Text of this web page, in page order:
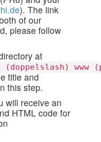
). The link
of our
please follow
at
(doppelslash)
title and
this step.
will receive an
HTML code for